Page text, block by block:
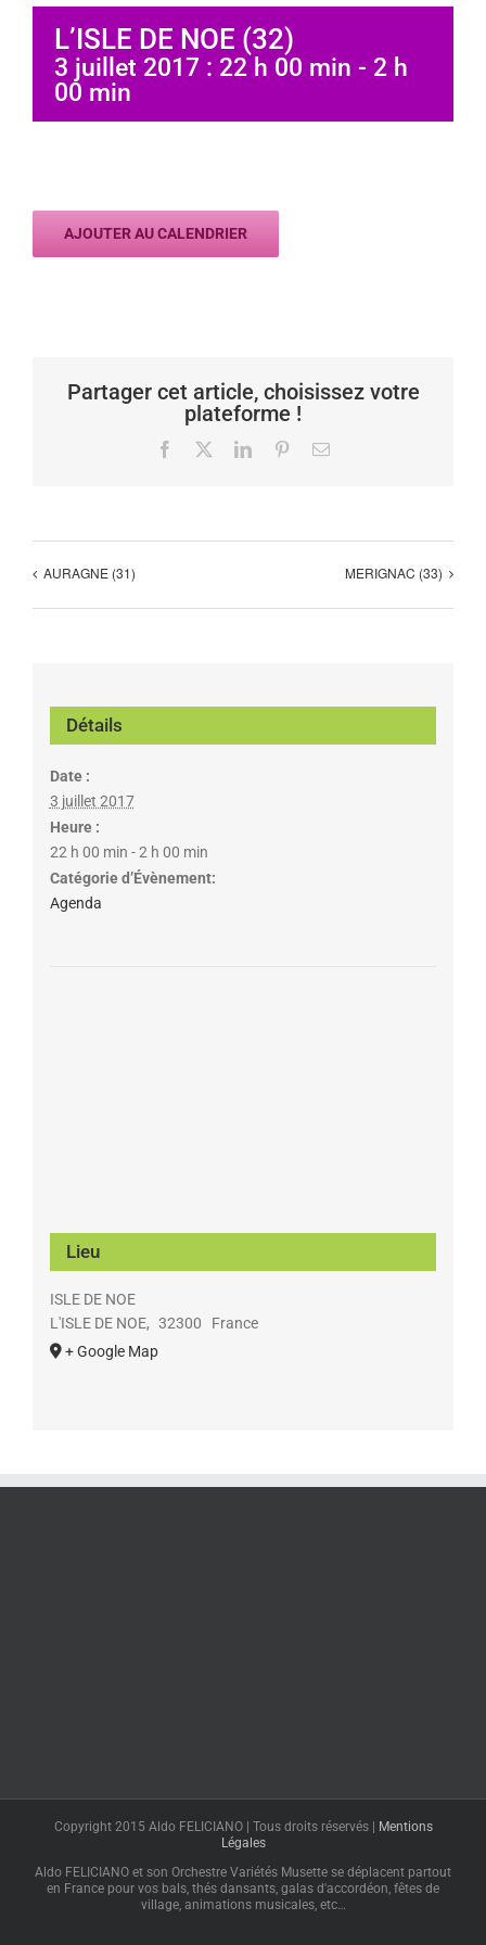
L’ISLE DE NOE (32)
3 juillet 2017 : 22 h 00 min - 2 h
00 min
AJOUTER AU CALENDRIER
Partager cet article, choisissez votre
plateforme !
Facebook LinkedInPinterestEmail
AURAGNE (31) MERIGNAC (33)
Détails
Date :
3 juillet 2017
Heure :
22 h 00 min - 2 h 00 min
Catégorie d’Évènement:
Agenda
Lieu
ISLE DE NOE
L'ISLE DE NOE, 32300
France
+ Google Map
Copyright 2015 Aldo FELICIANO | Tous droits réservés |
Mentions
Légales
Aldo FELICIANO et son Orchestre Variétés Musette se déplacent partout
en France pour vos bals, thés dansants, galas d'accordéon, fêtes de
village, animations musicales, etc…